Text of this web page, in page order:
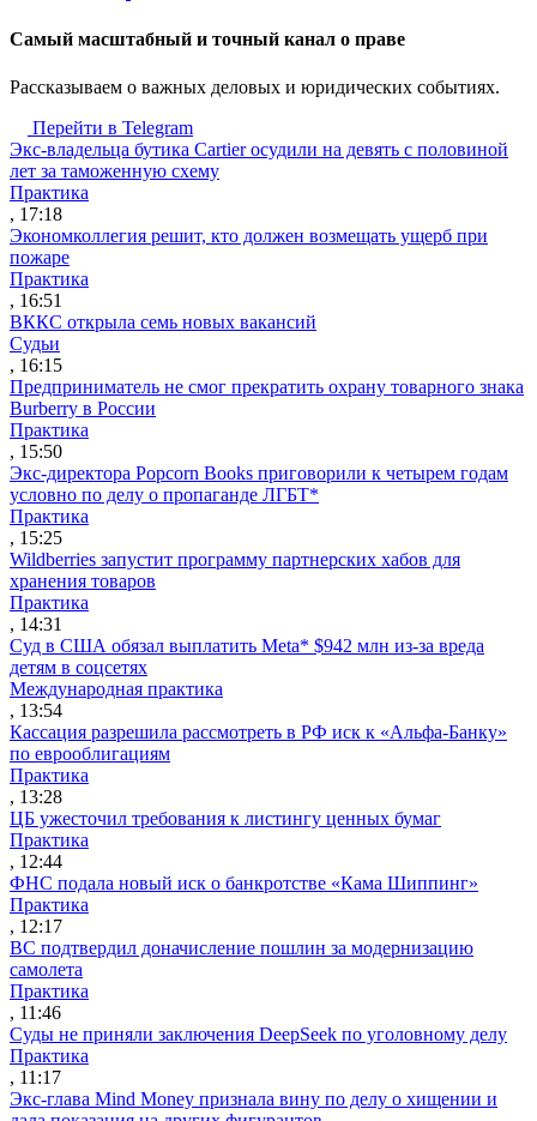
Cамый масштабный и точный канал о праве
Рассказываем о важных деловых и юридических событиях.
Перейти в Telegram
Экс-владельца бутика Cartier осудили на девять с половиной
лет за таможенную схему
Практика
, 17:18
Экономколлегия решит, кто должен возмещать ущерб при
пожаре
Практика
, 16:51
ВККС открыла семь новых вакансий
Судьи
, 16:15
Предприниматель не смог прекратить охрану товарного знака
Burberry в России
Практика
, 15:50
Экс-директора Popcorn Books приговорили к четырем годам
условно по делу о пропаганде ЛГБТ*
Практика
, 15:25
Wildberries запустит программу партнерских хабов для
хранения товаров
Практика
, 14:31
Суд в США обязал выплатить Meta* $942 млн из-за вреда
детям в соцсетях
Международная практика
, 13:54
Кассация разрешила рассмотреть в РФ иск к «Альфа-Банку»
по еврооблигациям
Практика
, 13:28
ЦБ ужесточил требования к листингу ценных бумаг
Практика
, 12:44
ФНС подала новый иск о банкротстве «Кама Шиппинг»
Практика
, 12:17
ВС подтвердил доначисление пошлин за модернизацию
самолета
Практика
, 11:46
Суды не приняли заключения DeepSeek по уголовному делу
Практика
, 11:17
Экс-глава Mind Money признала вину по делу о хищении и